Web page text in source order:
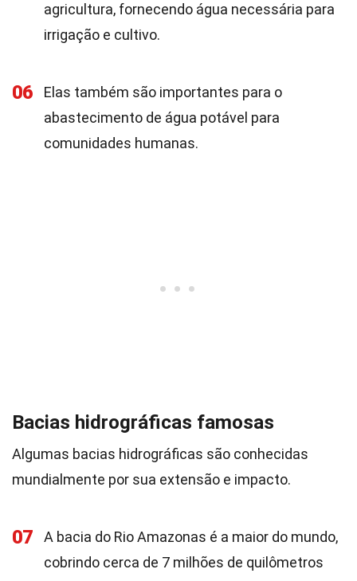
agricultura, fornecendo água necessária para
irrigação e cultivo.
06
Elas também são importantes para o
abastecimento de água potável para
comunidades humanas.
Bacias hidrográficas famosas
Algumas bacias hidrográficas são conhecidas
mundialmente por sua extensão e impacto.
07
A bacia do Rio Amazonas é a maior do mundo,
cobrindo cerca de 7 milhões de quilômetros